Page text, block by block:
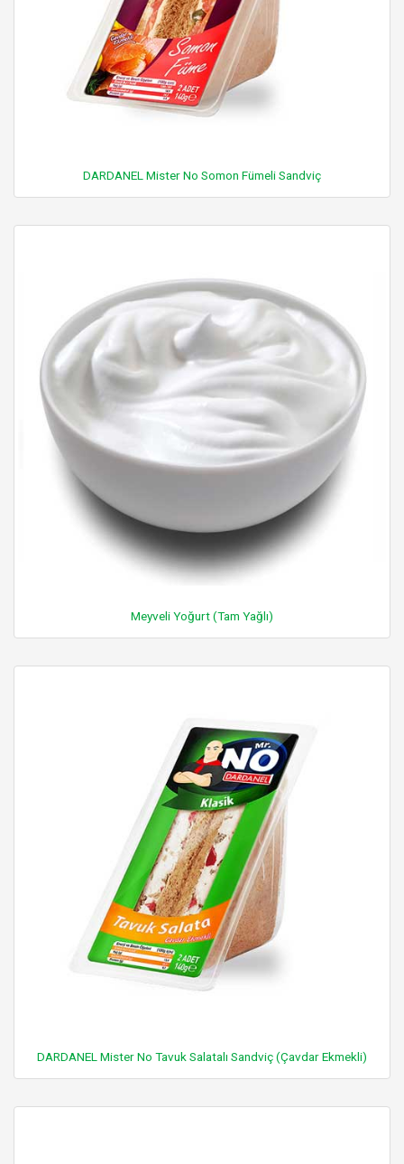
DARDANEL Mister No Somon Fümeli Sandviç
Meyveli Yoğurt (Tam Yağlı)
DARDANEL Mister No Tavuk Salatalı Sandviç (Çavdar Ekmekli)